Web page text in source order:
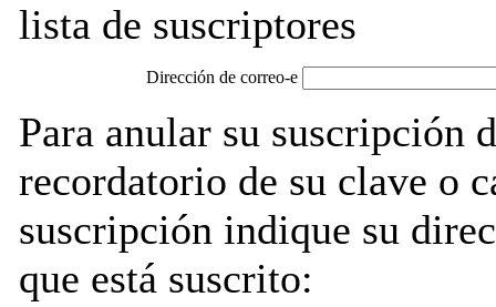
lista de suscriptores
Dirección de correo-e
Para anular su suscripción
recordatorio de su clave o
suscripción indique su
que está suscrito: